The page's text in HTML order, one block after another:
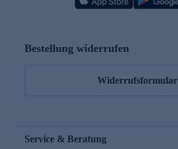
Bestellung widerrufen
Widerrufsformular
Service & Beratung